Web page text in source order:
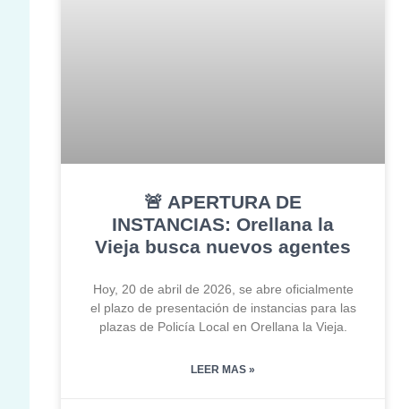
🚨 APERTURA DE
INSTANCIAS: Orellana la
Vieja busca nuevos agentes
Hoy, 20 de abril de 2026, se abre oficialmente
el plazo de presentación de instancias para las
plazas de Policía Local en Orellana la Vieja.
LEER MAS »